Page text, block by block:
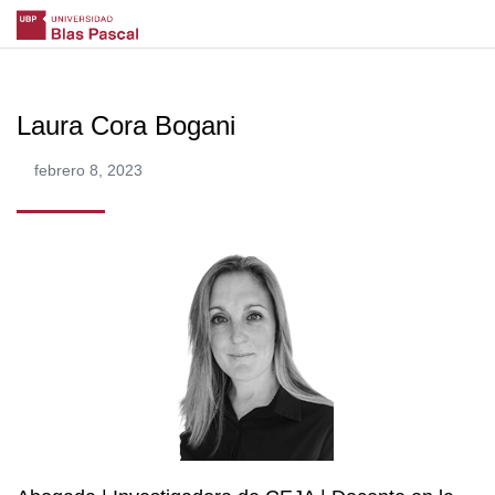
Laura Cora Bogani
febrero 8, 2023